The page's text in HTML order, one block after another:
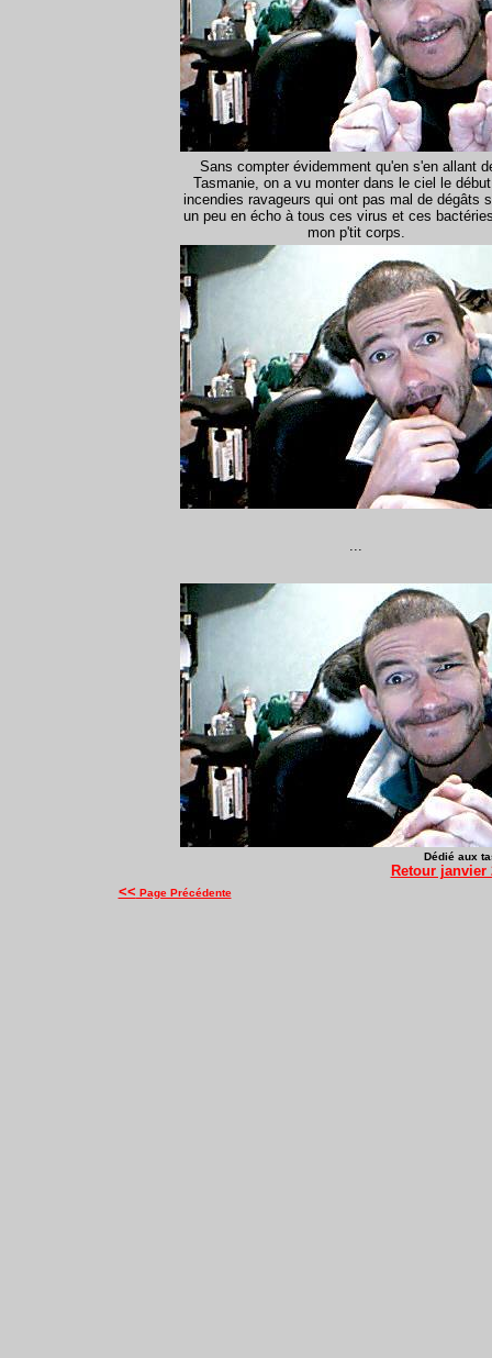
Sans compter évidemment qu'en s'en allant
Tasmanie, on a vu monter dans le ciel le
incendies ravageurs qui ont pas mal de dégâts
un peu en écho à tous ces virus et ces
mon p'tit corps.
...
Dédié aux
Retour janvier
<< Page Précédente